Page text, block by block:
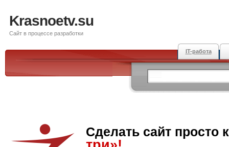
Krasnoetv.su
Сайт в процессе разработки
IT-работа
Сделать сайт просто